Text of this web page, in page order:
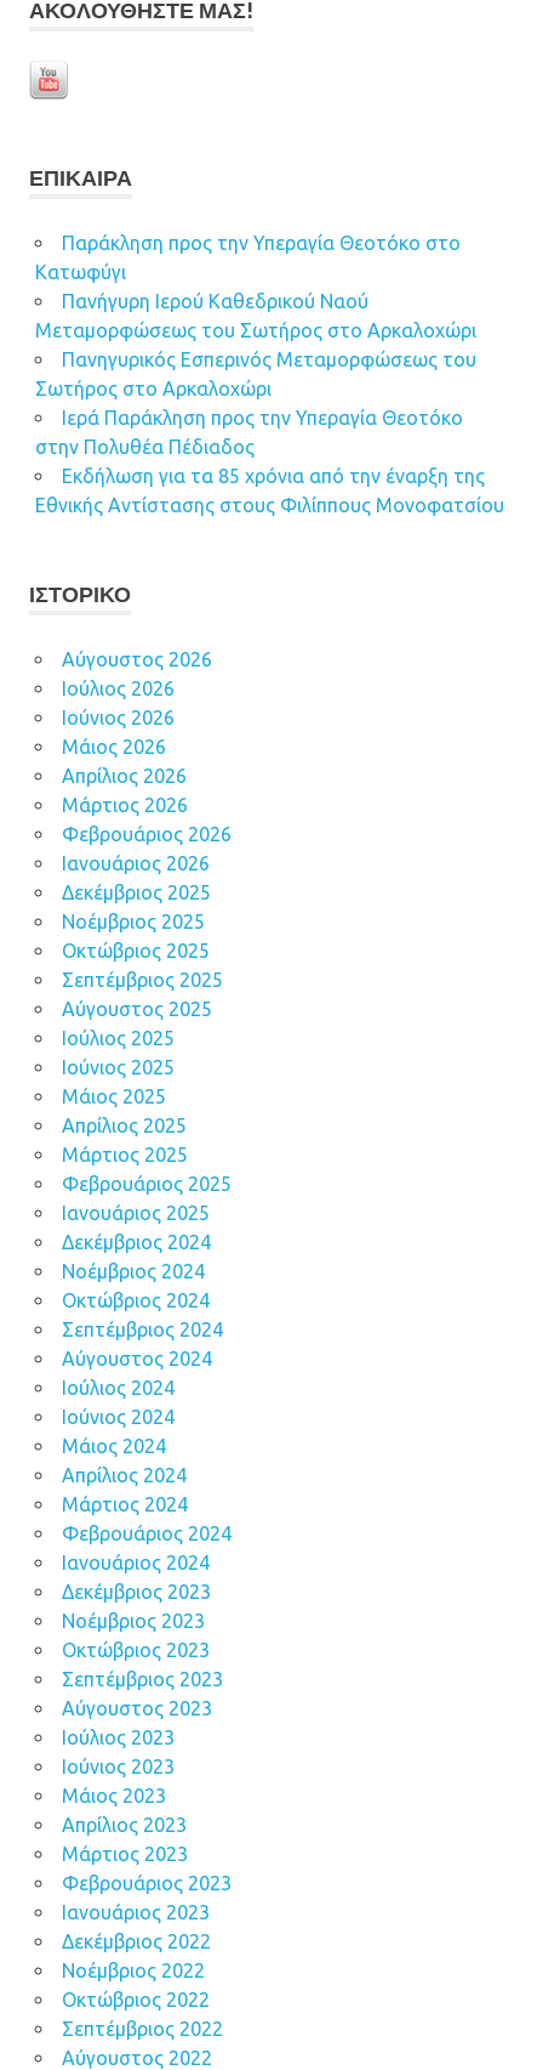
ΑΚΟΛΟΥΘΉΣΤΕ ΜΑΣ!
ΕΠΊΚΑΙΡΑ
Παράκληση προς την Υπεραγία Θεοτόκο στο
Κατωφύγι
Πανήγυρη Ιερού Καθεδρικού Ναού
Μεταμορφώσεως του Σωτήρος στο Αρκαλοχώρι
Πανηγυρικός Εσπερινός Μεταμορφώσεως του
Σωτήρος στο Αρκαλοχώρι
Ιερά Παράκληση προς την Υπεραγία Θεοτόκο
στην Πολυθέα Πέδιαδος
Εκδήλωση για τα 85 χρόνια από την έναρξη της
Εθνικής Αντίστασης στους Φιλίππους Μονοφατσίου
ΙΣΤΟΡΙΚΌ
Αύγουστος 2026
Ιούλιος 2026
Ιούνιος 2026
Μάιος 2026
Απρίλιος 2026
Μάρτιος 2026
Φεβρουάριος 2026
Ιανουάριος 2026
Δεκέμβριος 2025
Νοέμβριος 2025
Οκτώβριος 2025
Σεπτέμβριος 2025
Αύγουστος 2025
Ιούλιος 2025
Ιούνιος 2025
Μάιος 2025
Απρίλιος 2025
Μάρτιος 2025
Φεβρουάριος 2025
Ιανουάριος 2025
Δεκέμβριος 2024
Νοέμβριος 2024
Οκτώβριος 2024
Σεπτέμβριος 2024
Αύγουστος 2024
Ιούλιος 2024
Ιούνιος 2024
Μάιος 2024
Απρίλιος 2024
Μάρτιος 2024
Φεβρουάριος 2024
Ιανουάριος 2024
Δεκέμβριος 2023
Νοέμβριος 2023
Οκτώβριος 2023
Σεπτέμβριος 2023
Αύγουστος 2023
Ιούλιος 2023
Ιούνιος 2023
Μάιος 2023
Απρίλιος 2023
Μάρτιος 2023
Φεβρουάριος 2023
Ιανουάριος 2023
Δεκέμβριος 2022
Νοέμβριος 2022
Οκτώβριος 2022
Σεπτέμβριος 2022
Αύγουστος 2022